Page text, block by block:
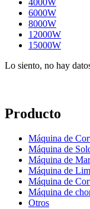
6000W
8000W
12000W
15000W
Lo siento, no hay
Producto
Máquina de
Máquina de
Máquina de
Máquina de
Máquina de
Máquina de
Otros